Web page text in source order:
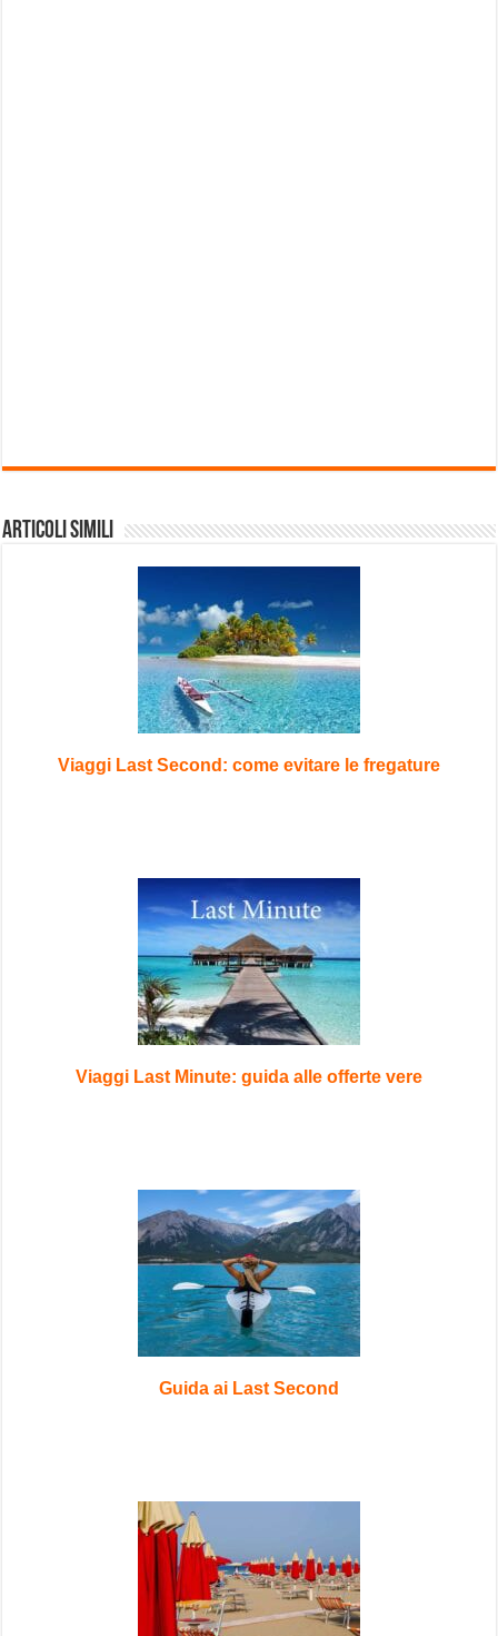
Articoli Simili
Viaggi Last Second: come evitare le fregature
Viaggi Last Minute: guida alle offerte vere
Guida ai Last Second